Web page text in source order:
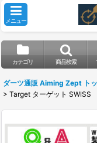
メニュー
カテゴリ 商品検索
ダーツ通販 Aiming Zept ト
> Target ターゲット SWISS